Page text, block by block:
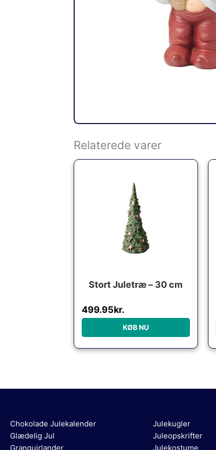
Relaterede varer
Stort Juletræ – 30 cm
499.95kr.
KØB NU
Chokolade Julekalender
Glædelig Jul
Granguirlander
Julekugler
Juleopskrifter
Julekostume